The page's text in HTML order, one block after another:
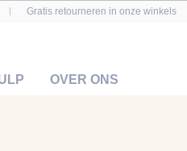
Gratis retourneren in onze winkels
OVER ONS